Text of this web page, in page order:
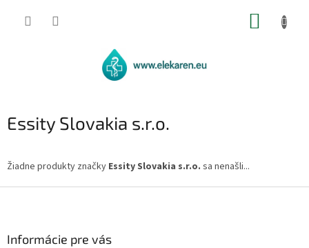
Essity Slovakia s.r.o.
Žiadne produkty značky Essity Slovakia s.r.o. sa nenašli...
Informácie pre vás